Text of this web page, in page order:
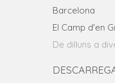
Barcelona
El Camp d'en
De dilluns a